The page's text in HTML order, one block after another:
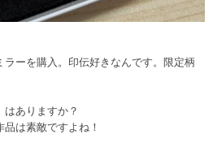
ーを購入。印伝好きなんです。限定柄
はありますか？
は素敵ですよね！